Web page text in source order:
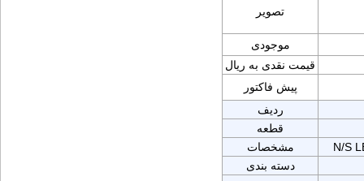
تصویر
موجودی
قیمت نقدی به ریال
پیش فاکتور
ردیف
قطعه
مشخصات
N/S
دسته بندی